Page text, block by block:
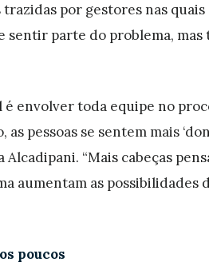
por gestores nas quais
sentir parte do problema, mas
é envolver toda equipe no
pessoas se sentem mais
Alcadipani. “Mais cabeças
aumentam as
poucos